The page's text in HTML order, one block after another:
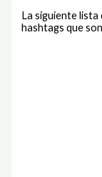
La siguiente
hashtags que